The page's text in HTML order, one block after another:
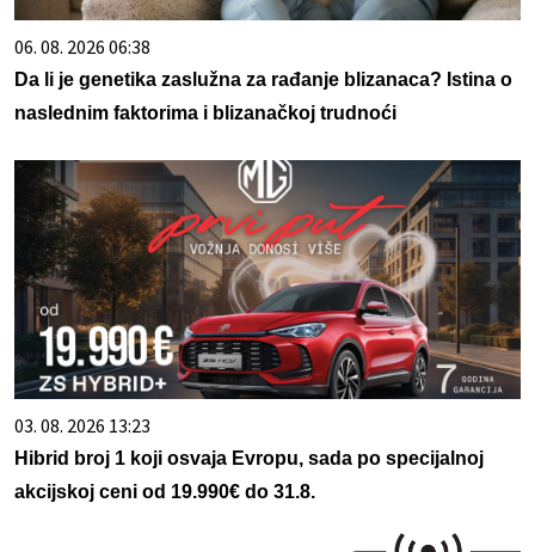
06. 08. 2026 06:38
Da li je genetika zaslužna za rađanje blizanaca? Istina o
naslednim faktorima i blizanačkoj trudnoći
03. 08. 2026 13:23
Hibrid broj 1 koji osvaja Evropu, sada po specijalnoj
akcijskoj ceni od 19.990€ do 31.8.